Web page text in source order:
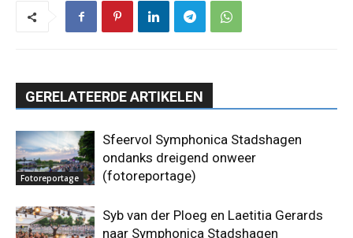
GERELATEERDE ARTIKELEN
Fotoreportage
Sfeervol Symphonica Stadshagen
ondanks dreigend onweer
(fotoreportage)
Syb van der Ploeg en Laetitia Gerards
naar Symphonica Stadshagen